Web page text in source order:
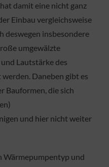
damit eine nicht ganz
Einbau vergleichsweise
deswegen insbesondere
umgewälzte
Lautstärke des
Daneben gibt es
Bauformen, die sich
und hier nicht weiter
Wärmepumpentyp und